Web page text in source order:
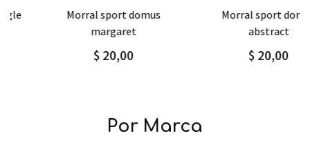
Agregar Detalle
margaret
$ 20,00
Agregar Detalle
abstract
$ 20,00
Por Marca